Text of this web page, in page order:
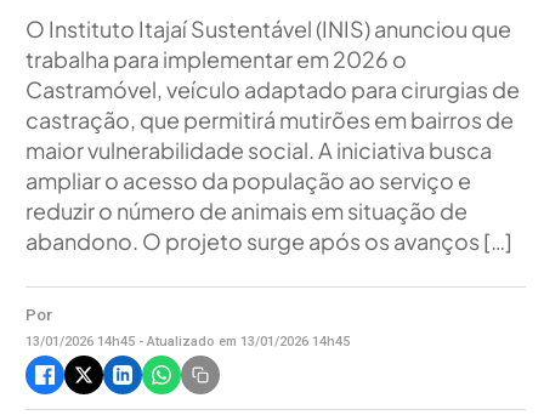
O Instituto Itajaí Sustentável (INIS) anunciou que
trabalha para implementar em 2026 o
Castramóvel, veículo adaptado para cirurgias de
castração, que permitirá mutirões em bairros de
maior vulnerabilidade social. A iniciativa busca
ampliar o acesso da população ao serviço e
reduzir o número de animais em situação de
abandono. O projeto surge após os avanços […]
Por
13/01/2026 14h45 - Atualizado em 13/01/2026 14h45